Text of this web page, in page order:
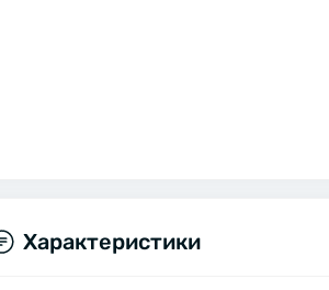
Характеристики